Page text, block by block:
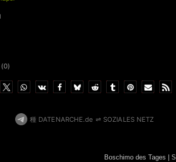
0)
種 DATENARCHE.de ⇌ SOZIALES NETZ
Boschimo des Tages |